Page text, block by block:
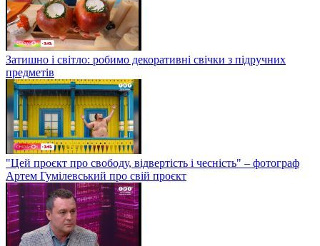
Затишно і світло: робимо декоративні свічки з підручних
предметів
"Цей проєкт про свободу, відвертість і чесність" – фотограф
Артем Гумілевський про свій проєкт